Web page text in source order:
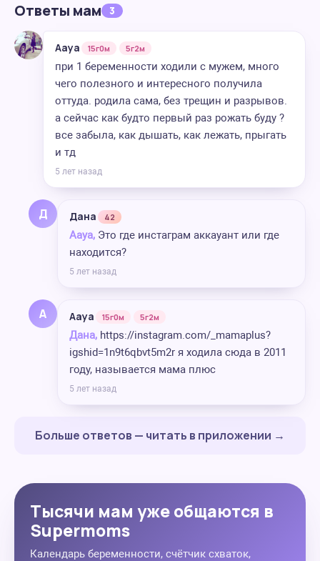
Ответы мам 3
Aaya 15г0м 5г2м
при 1 беременности ходили с мужем, много
чего полезного и интересного получила
оттуда. родила сама, без трещин и разрывов.
а сейчас как будто первый раз рожать буду ?
все забыла, как дышать, как лежать, прыгать
и тд
5 лет назад
Д Дана 42
Aaya, Это где инстаграм аккауант или где
находится?
5 лет назад
A Aaya 15г0м 5г2м
Дана, https://instagram.com/_mamaplus?
igshid=1n9t6qbvt5m2r я ходила сюда в 2011
году, называется мама плюс
5 лет назад
Больше ответов — читать в приложении →
Тысячи мам уже общаются в
Supermoms
Календарь беременности, счётчик схваток,